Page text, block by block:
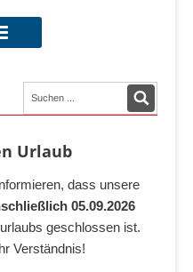
Urlaub
dass unsere
05.09.2026
geschlossen ist.
Verständnis!